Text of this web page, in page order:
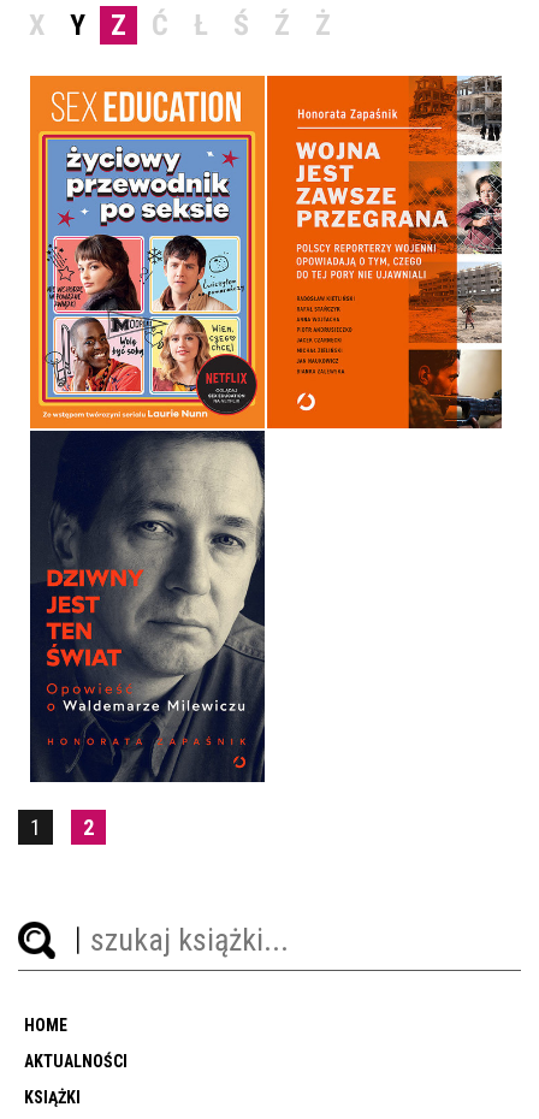
X
Y Z Ć Ł Ś Ź Ż
ŻYCIOWY PRZEWODNIK
PO SEKSIE.
OPRACOWANIE ZBIOROWE
OPRAWA TWARDA
44,99 ZŁ
WOJNA JEST ZAWSZE
PRZEGRANA
HONORATA ZAPAŚNIK
OPRAWA MIĘKKA ZE SKRZYDEŁKAMI
39,90 ZŁ
DZIWNY JEST TEN ŚWIAT
HONORATA ZAPAŚNIK
OPRAWA TWARDA
54,99 ZŁ
1 2
HOME
AKTUALNOŚCI
KSIĄŻKI